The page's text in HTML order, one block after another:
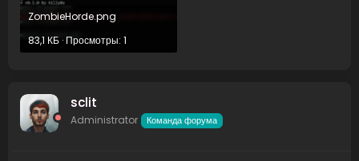
ZombieHorde.png
83,1 КБ · Просмотры: 1
sclit
Administrator Команда форума